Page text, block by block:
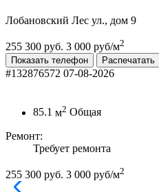
Лобановский Лес ул., дом 9
255 300 руб. 3 000 руб/м2
Показать телефон
Распечатать
#132876572 07-08-2026
85.1 м2 Общая
Ремонт:
Требует ремонта
255 300 руб. 3 000 руб/м2